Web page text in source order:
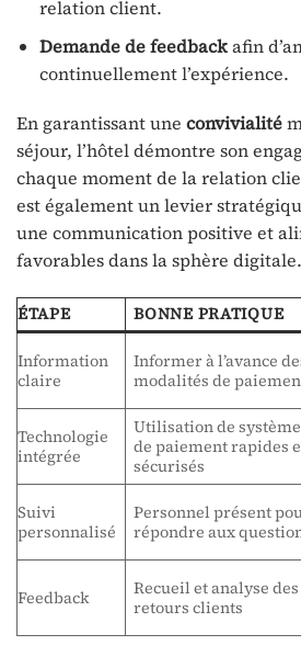
relation client.
Demande de feedbackafin
continuellement l’expérience.
En garantissant une convivialité
séjour, l’hôtel démontre son
chaque moment de la relation
est également un levier
une communication positive et
favorables dans la sphère digitale.
ÉTAPE BONNE PRATIQUE
Information
claire
Informer à l’avance
modalités de
Technologie
intégrée
Utilisation de
de paiement rapides
sécurisés
Suivi
personnalisé
Personnel présent
répondre aux
Feedback
Recueil et analyse des
retours clients